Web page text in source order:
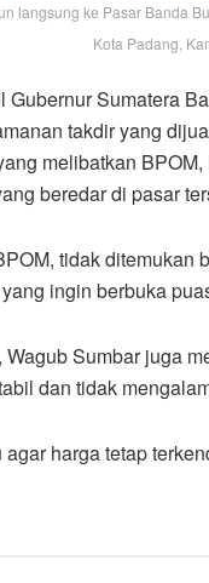
langsung ke Pasar Banda
Kota Padang,
Gubernur Sumatera
takdir yang
melibatkan
beredar di pasar
tidak
ingin berbuka
Sumbar juga
dan tidak
agar harga tetap